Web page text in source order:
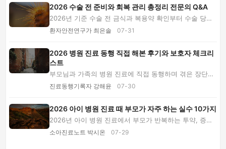
2026 수술 전 준비와 회복 관리 총정리 전문의 Q&A
2026년 기준 수술 전 금식과 복용약 확인부터 수술 당일
준비, 통증·상처·식사 관리, 퇴원 후 위험 신호...
환자안전연구가 최은솔 07-31
2026 병원 진료 동행 직접 해본 후기와 보호자 체크리
스트
부모님과 가족의 병원 진료에 직접 동행하며 겪은 장단점
과 준비물, 증상 메모법, 진료실 역할, 서비스 ...
진료동행기록자 강해윤 07-30
2026 아이 병원 진료 때 부모가 자주 하는 실수 10가지
2026년 아이 병원 진료에서 부모가 반복하는 투약, 증상
기록, 금식, 감염예방 실수를 사례별로 짚고 안...
소아진료노트 박시온 07-29